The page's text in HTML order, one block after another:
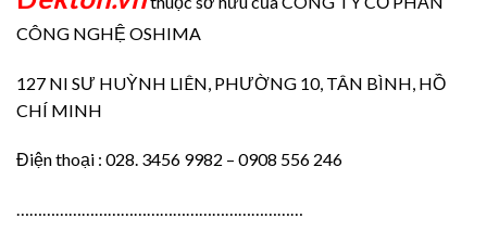
CÔNG NGHỆ OSHIMA
127 NI SƯ HUỲNH LIÊN, PHƯỜNG 10, TÂN BÌNH, HỒ
CHÍ MINH
Điện thoại : 028. 3456 9982 – 0908 556 246
…………………………………………………………